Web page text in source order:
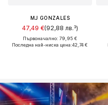
MJ GONZALES
47,49 €(92,88 лв.³)
Първоначално: 79,95 €
Последна най-ниска цена:42,74 €